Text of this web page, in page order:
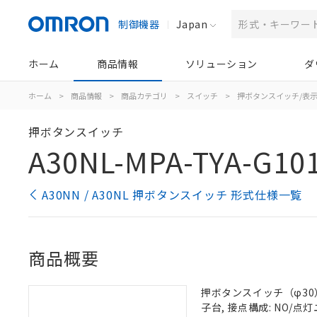
制御機器 Japan
ホーム 商品情報 ソリューション
ホーム > 商品情報 > 商品カテゴリ > スイッチ > 押ボタンスイッチ/表
押ボタンスイッチ
A30NL-MPA-TYA-
A30NN / A30NL 押ボタンスイッチ 形式仕様一覧
商品概要
押ボタンスイッチ（φ30
子台, 接点構成: NO/点